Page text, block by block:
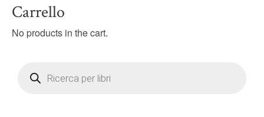
Carrello
No products in the cart.
search